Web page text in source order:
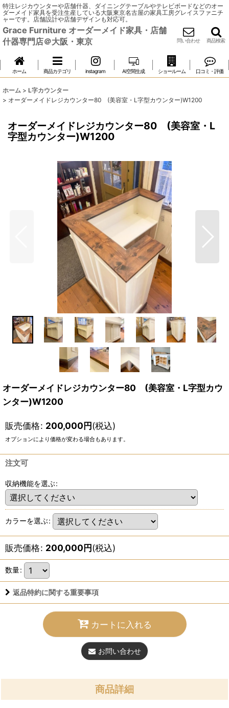
特注レジカウンターや店舗什器、ダイニングテーブルやテレビボードなどのオー
ダーメイド家具を受注生産している大阪東京名古屋の家具工房グレイスファニチ
ャーです。店舗設計や店舗デザインも対応可。
Grace Furniture オーダーメイド家具・店舗
什器専門店＠大阪・東京
問い合わせ 商品検索
ホーム 商品カテゴリ instagram AI空間生成 ショールーム 口コミ・評価
ホーム > L字カウンター
> オーダーメイドレジカウンター80 (美容室・L字型カウンター)W1200
オーダーメイドレジカウンター80 (美容室・L
字型カウンター)W1200
オーダーメイドレジカウンター80 (美容室・L字型カウ
ンター)W1200
販売価格: 200,000円(税込)
オプションにより価格が変わる場合もあります。
注文可
収納機能を選ぶ:
カラーを選ぶ:
販売価格: 200,000円(税込)
数量:
返品特約に関する重要事項
カートに入れる
お問い合わせ
商品詳細